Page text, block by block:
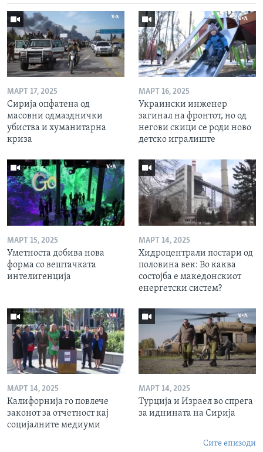
МАРТ 17, 2025
Сирија опфатена од
масовни одмазднички
убиства и хуманитарна
криза
МАРТ 16, 2025
Украински инженер
загинал на фронтот, но од
негови скици се роди ново
детско игралиште
МАРТ 15, 2025
Уметноста добива нова
форма со вештачката
интелигенција
МАРТ 14, 2025
Хидроцентрали постари од
половина век: Во каква
состојба е македонскиот
енергетски систем?
МАРТ 14, 2025
Калифорнија го повлече
законот за отчетност кај
социјалните медиуми
МАРТ 14, 2025
Турција и Израел во спрега
за иднината на Сирија
Сите епизоди